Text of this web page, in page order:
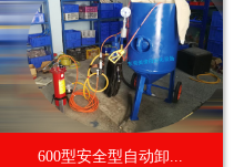
600型安全型自动卸...